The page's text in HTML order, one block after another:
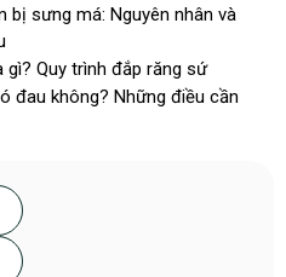
bị sưng má: Nguyên nhân và
gì? Quy trình đắp răng sứ
đau không? Những điều cần